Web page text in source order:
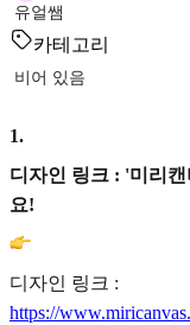
유얼쌤
카테고리
비어 있음
1.
디자인 링크 : '미리
요!
디자인 링크 :
https://